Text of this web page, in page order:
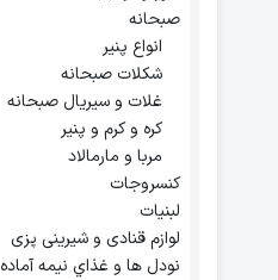
صبحانه
انواع پنیر
شکلات صبحانه
غلات و سیریال صبحانه
کره و کرم و پنیر
مربا و مارمالاد
کنسروجات
لبنیات
لوازم قنادی و شیرینی پزی
نودل ها و غذاي نيمه آماده